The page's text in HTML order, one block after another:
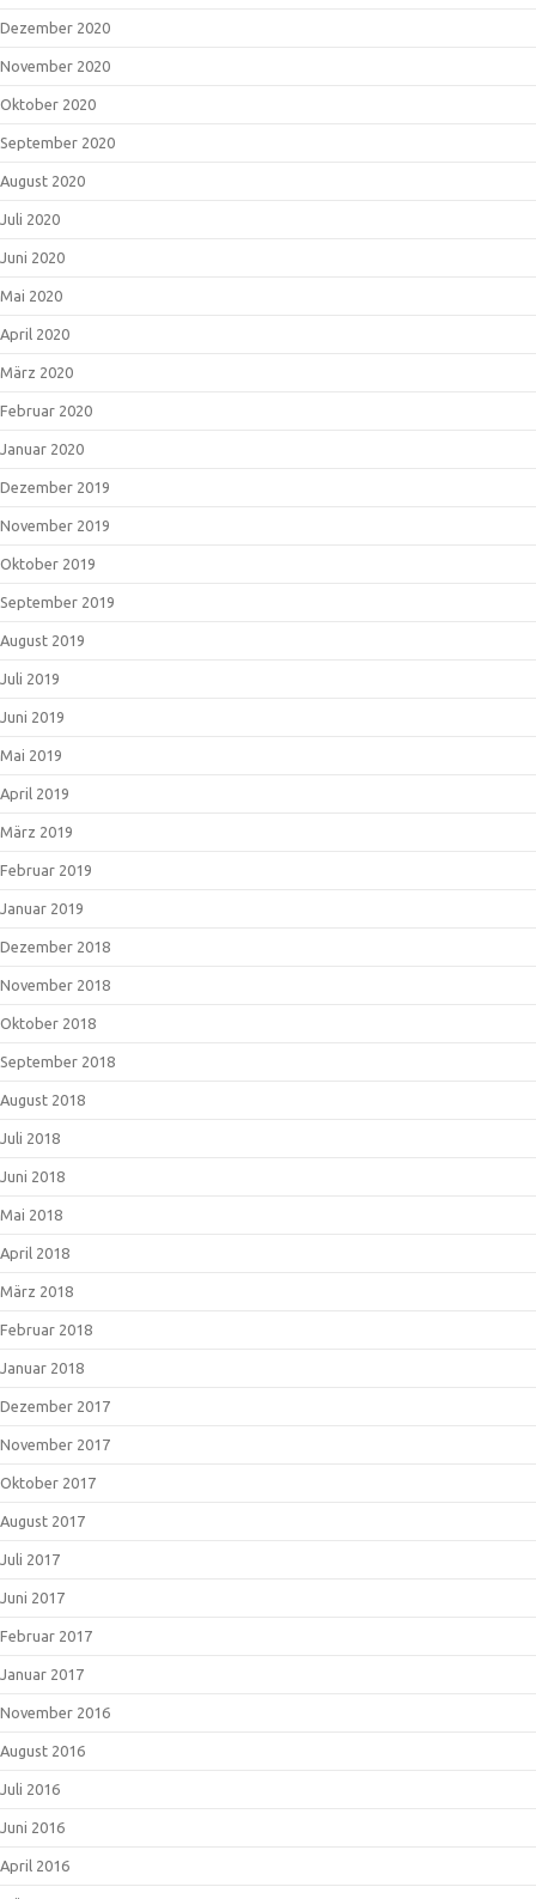
Dezember 2020
November 2020
Oktober 2020
September 2020
August 2020
Juli 2020
Juni 2020
Mai 2020
April 2020
März 2020
Februar 2020
Januar 2020
Dezember 2019
November 2019
Oktober 2019
September 2019
August 2019
Juli 2019
Juni 2019
Mai 2019
April 2019
März 2019
Februar 2019
Januar 2019
Dezember 2018
November 2018
Oktober 2018
September 2018
August 2018
Juli 2018
Juni 2018
Mai 2018
April 2018
März 2018
Februar 2018
Januar 2018
Dezember 2017
November 2017
Oktober 2017
August 2017
Juli 2017
Juni 2017
Februar 2017
Januar 2017
November 2016
August 2016
Juli 2016
Juni 2016
April 2016